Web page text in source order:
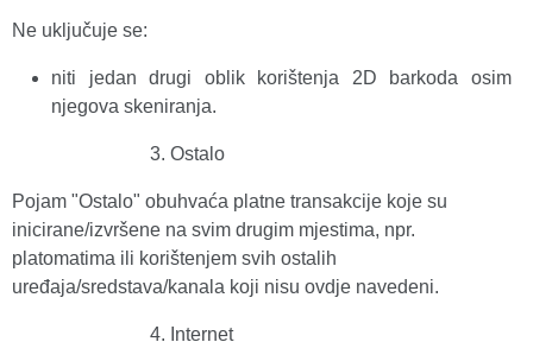
Ne uključuje se:
niti jedan drugi oblik korištenja 2D barkoda osim
njegova skeniranja.
Ostalo
Pojam "Ostalo" obuhvaća platne transakcije koje su
inicirane/izvršene na svim drugim mjestima, npr.
platomatima ili korištenjem svih ostalih
uređaja/sredstava/kanala koji nisu ovdje navedeni.
Internet